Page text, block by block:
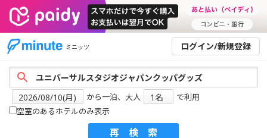
ミニッツ ログイン/新規登録
から一泊、大人
で利用
空室のあるホテルのみ表示
再検索